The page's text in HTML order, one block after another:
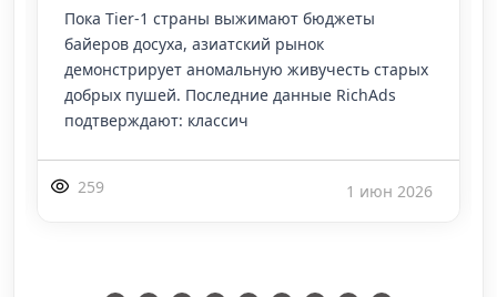
Пока Tier-1 страны выжимают бюджеты
байеров досуха, азиатский рынок
демонстрирует аномальную живучесть старых
добрых пушей. Последние данные RichAds
подтверждают: классич
259 1 июн 2026